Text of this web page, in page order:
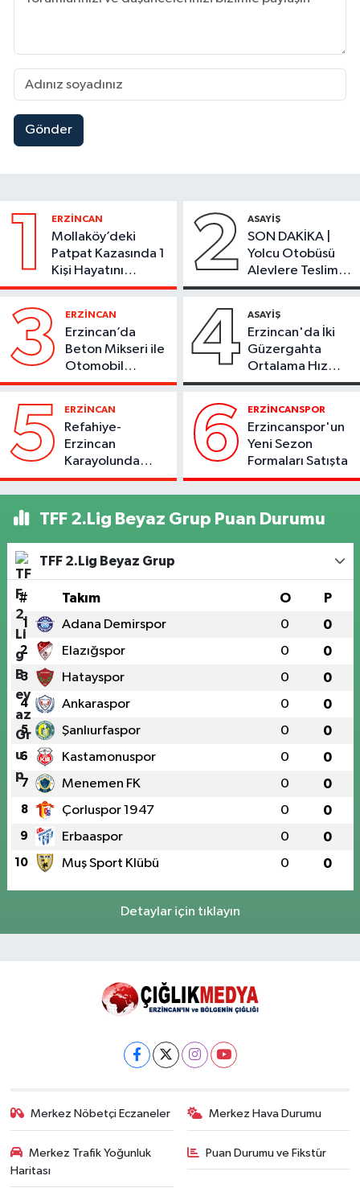
Gönder
1 ERZİNCAN
Mollaköy’deki
Patpat Kazasında 1
Kişi Hayatını
Kaybetti
2 ASAYİŞ
SON DAKİKA |
Yolcu Otobüsü
Alevlere Teslim
Oldu
3 ERZİNCAN
Erzincan’da
Beton Mikseri ile
Otomobil
Çarpıştı
4 ASAYİŞ
Erzincan'da İki
Güzergahta
Ortalama Hız
Denetimi 1
Başlıyor
5 ERZİNCAN
Refahiye-
Erzincan
Karayolunda
Kaza: Otomobil
Şarampole Uçtu,
2 Kişi Yaralandı
6 ERZİNCANSPOR
Erzincanspor'un
Yeni Sezon
Formaları Satışta
TFF 2.Lig Beyaz Grup Puan Durumu
TFF 2.Lig Beyaz Grup
# Takım O P
1 Adana Demirspor 0 0
2 Elazığspor 0 0
3 Hatayspor 0 0
4 Ankaraspor 0 0
5 Şanlıurfaspor 0 0
6 Kastamonuspor 0 0
7 Menemen FK 0 0
8 Çorluspor 1947 0 0
9 Erbaaspor 0 0
10 Muş Sport Klübü 0 0
Detaylar için tıklayın
Merkez Nöbetçi Eczaneler Merkez Hava Durumu
Merkez Trafik Yoğunluk
Haritası
Puan Durumu ve Fikstür